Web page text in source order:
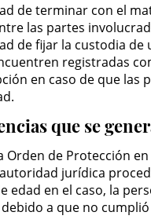
de terminar con el
las partes
de fijar la custodia
registradas
en caso de que las
que se
de Protección
jurídica
edad en el caso, la
a que no